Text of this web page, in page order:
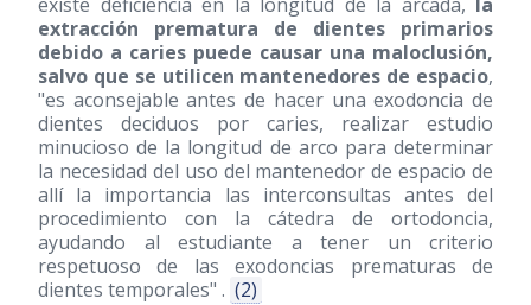
extracción prematura de dientes primarios
debido a caries puede causar una maloclusión,
salvo que se utilicen mantenedores de espacio,
"es aconsejable antes de hacer una exodoncia de
dientes deciduos por caries, realizar estudio
minucioso de la longitud de arco para determinar
la necesidad del uso del mantenedor de espacio de
allí la importancia las interconsultas antes del
procedimiento con la cátedra de ortodoncia,
ayudando al estudiante a tener un criterio
respetuoso de las exodoncias prematuras de
dientes temporales" . (2)